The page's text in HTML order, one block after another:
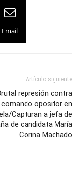
Email
Artículo siguiente
represión contra
comando opositor en
Capturan a jefa de
de candidata María
Corina Machado